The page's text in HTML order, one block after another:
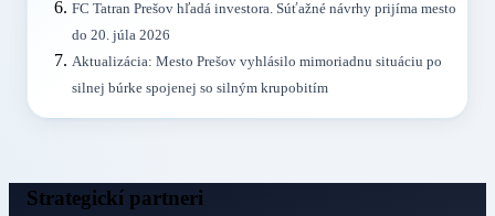
FC Tatran Prešov hľadá investora. Súťažné návrhy prijíma mesto
do 20. júla 2026
Aktualizácia: Mesto Prešov vyhlásilo mimoriadnu situáciu po
silnej búrke spojenej so silným krupobitím
Strategickí partneri